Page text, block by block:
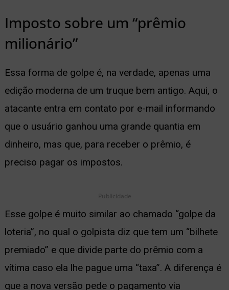
Imposto sobre um “prêmio
milionário”
Essa forma de golpe é, na verdade, apenas uma
edição moderna de um truque bem antigo. Aqui, o
atacante entra em contato por e-mail informando
que o usuário ganhou uma grande quantia em
dinheiro, mas que, para receber o prêmio, é
preciso pagar os impostos.
Publicidade
Esse golpe é muito similar ao chamado “golpe da
loteria”, no qual o golpista diz que tem um “bilhete
premiado” e que divide parte do prêmio com a
vítima caso ela lhe pague uma “taxa”. A diferença é
que a nova versão pede o pagamento via